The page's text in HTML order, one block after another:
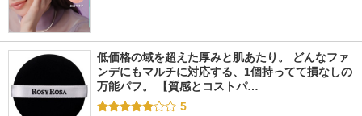
低価格の域を超えた厚みと肌あたり。 どんなファ
ンデにもマルチに対応する、1個持ってて損なしの
万能パフ。 【質感とコストパ…
5